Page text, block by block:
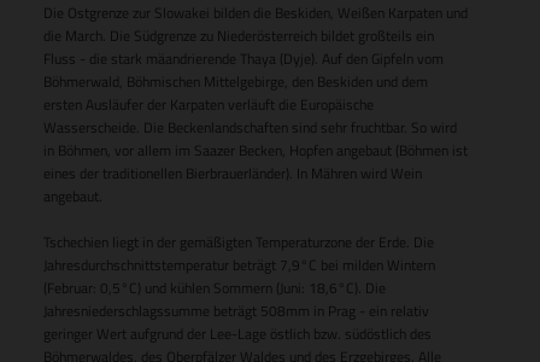
Die Ostgrenze zur Slowakei bilden die Beskiden, Weißen Karpaten und
die March. Die Südgrenze zu Niederösterreich bildet großteils ein
Fluss - die stark mäandrierende Thaya (Dyje). Auf den Gipfeln vom
Böhmerwald, Böhmischen Mittelgebirge, den Beskiden und dem
ersten Ausläufer der Karpaten verläuft die Europäische
Wasserscheide. Die Beckenlandschaften sind sehr fruchtbar. So wird
in Böhmen, vor allem im Saazer Becken, Hopfen angebaut (Böhmen ist
eines der traditionellen Bierbrauerländer). In Mähren wird Wein
angebaut.
Tschechien liegt in der gemäßigten Temperaturzone der Erde. Die
Jahresdurchschnittstemperatur beträgt 7,9°C bei milden Wintern
(Februar: 0,5°C) und kühlen Sommern (Juni: 18,6°C). Die
Jahresniederschlagssumme beträgt 508mm in Prag - ein relativ
geringer Wert aufgrund der Lee-Lage östlich bzw. südöstlich des
Böhmerwaldes, des Oberpfälzer Waldes und des Erzgebirges. Alle